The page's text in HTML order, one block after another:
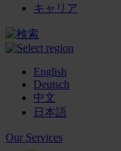
キャリア
English
Deutsch
中文
日本語
Our Services